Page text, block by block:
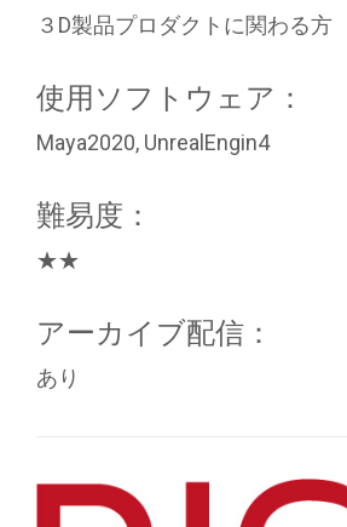
３D製品プロダクトに関わる方
使用ソフトウェア：
Maya2020, UnrealEngin4
難易度：
★★
アーカイブ配信：
あり